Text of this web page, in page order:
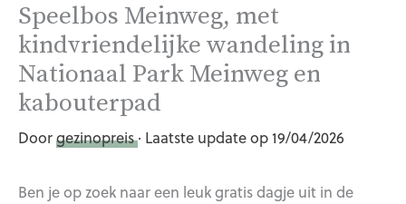
Speelbos Meinweg, met
kindvriendelijke wandeling in
Nationaal Park Meinweg en
kabouterpad
Doorgezinopreis· Laatste update op 19/04/2026
Ben je op zoek naar een leuk gratis dagje uit in de